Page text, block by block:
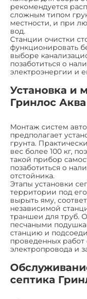
рекомендуется
сложным типом
местности, и при
вод.
Станции очистки
функционировать
выборе
позаботиться о
электроэнергии и
Установка и
Гринлос
Монтаж систем
предполагает
грунта.
вес более 100 кг,
такой прибор
позаботиться о
отстойника.
Этапы установки
территории под
вырыть яму,
независимой
траншеи для труб.
песчаными
станцию и
проведенных
электропровода и
септика